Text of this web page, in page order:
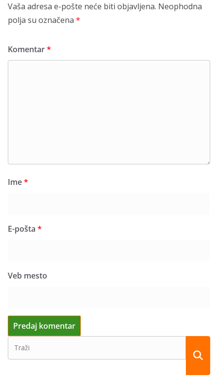
Vaša adresa e-pošte neće biti objavljena. Neophodna
polja su označena *
Komentar*
Ime*
E-pošta *
Veb mesto